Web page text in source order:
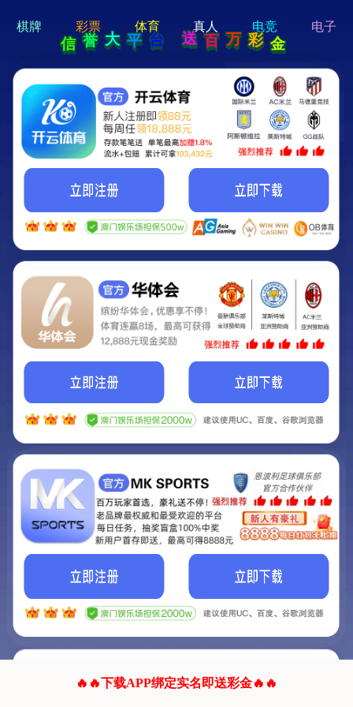
hi 💗
Hey Guys!
我们即将上线啦...
我们的网站正在建设.
它将是非常棒的网站.
联系我们!